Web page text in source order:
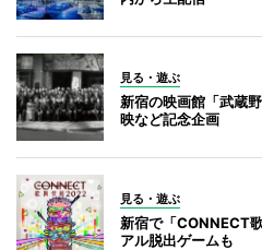
見る・遊ぶ
新宿の映画館「武蔵
映など記念企画
見る・遊ぶ
新宿で「CONNECT
アル脱出ゲームも